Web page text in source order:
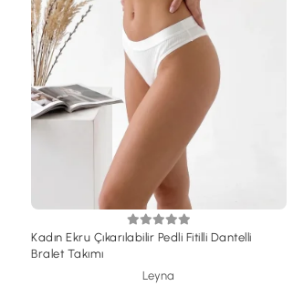
Kadın Ekru Çıkarılabilir Pedli Fitilli Dantelli
Bralet Takımı
Leyna